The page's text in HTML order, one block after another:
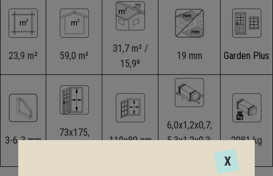
23,9 m² 59,0 m³
31,7 m² /
15,9º
19 mm Garden Plus
3-6-3 mm
73x175,
119x89 cm
6,0x1,2x0,7;
5,3x1,2x0,3;
2,5x1,2x0,4 m
2081 kg
X